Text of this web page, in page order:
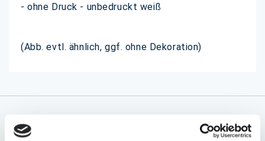
- ohne Druck - unbedruckt weiß
(Abb. evtl. ähnlich, ggf. ohne Dekoration)
Angaben zur Informationspflichten der GPSR